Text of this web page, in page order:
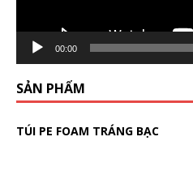
00:00
SẢN PHẨM
TÚI PE FOAM TRÁNG BẠC